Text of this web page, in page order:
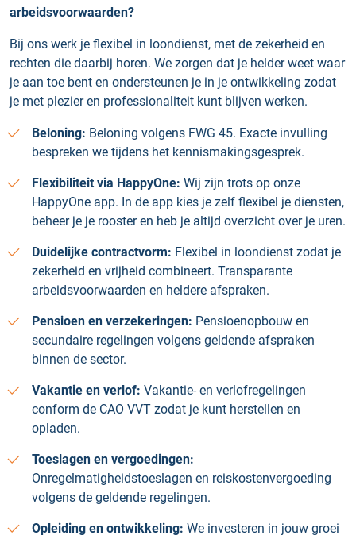
arbeidsvoorwaarden?
Bij ons werk je flexibel in loondienst, met de zekerheid en
rechten die daarbij horen. We zorgen dat je helder weet waar
je aan toe bent en ondersteunen je in je ontwikkeling zodat
je met plezier en professionaliteit kunt blijven werken.
Beloning: Beloning volgens FWG 45. Exacte invulling
bespreken we tijdens het kennismakingsgesprek.
Flexibiliteit via HappyOne: Wij zijn trots op onze
HappyOne app. In de app kies je zelf flexibel je diensten,
beheer je je rooster en heb je altijd overzicht over je uren.
Duidelijke contractvorm: Flexibel in loondienst zodat je
zekerheid en vrijheid combineert. Transparante
arbeidsvoorwaarden en heldere afspraken.
Pensioen en verzekeringen: Pensioenopbouw en
secundaire regelingen volgens geldende afspraken
binnen de sector.
Vakantie en verlof: Vakantie- en verlofregelingen
conform de CAO VVT zodat je kunt herstellen en
opladen.
Toeslagen en vergoedingen:
Onregelmatigheidstoeslagen en reiskostenvergoeding
volgens de geldende regelingen.
Opleiding en ontwikkeling: We investeren in jouw groei